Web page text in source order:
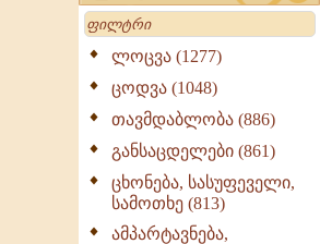
Search
ლოცვა (1277)
ცოდვა (1048)
თავმდაბლობა (886)
განსაცდელები (861)
ცხონება, სასუფეველი,
სამოთხე (813)
ამპარტავნება,